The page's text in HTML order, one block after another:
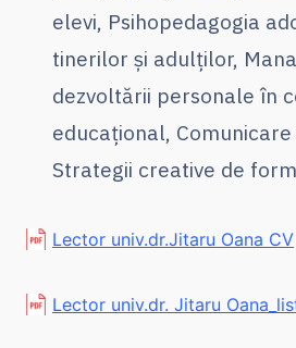
elevi, Psihopedagogia
tinerilor și adulților,
dezvoltării personale în
educațional,
Strategii creative de
Lector univ.dr.Jitaru Oana CV
Lector univ.dr. Jitaru